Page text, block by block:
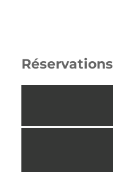
Réservations